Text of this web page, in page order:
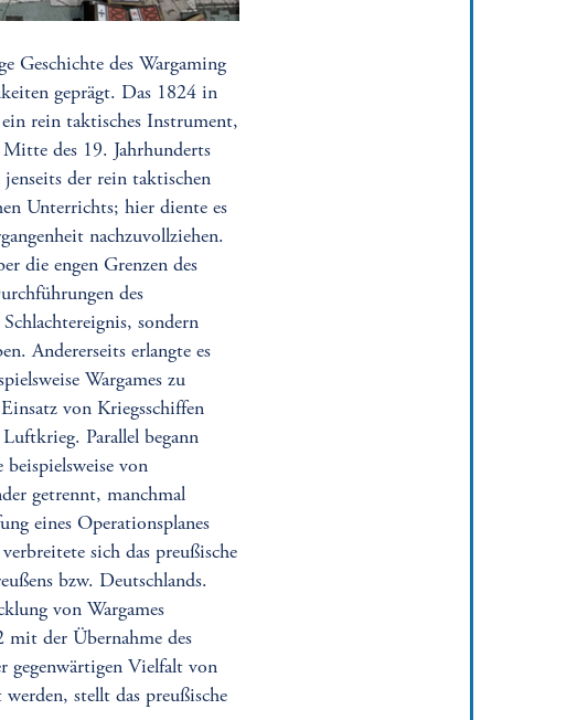
Geschichte des Wargaming
geprägt. Das 1824 in
rein taktisches Instrument,
des 19. Jahrhunderts
der rein taktischen
Unterrichts; hier diente es
nachzuvollziehen.
die engen Grenzen des
des
sondern
Andererseits erlangte es
Wargames zu
von Kriegsschiffen
Parallel begann
von
getrennt, manchmal
eines Operationsplanes
sich das preußische
bzw. Deutschlands.
von Wargames
mit der Übernahme des
gegenwärtigen Vielfalt von
stellt das preußische